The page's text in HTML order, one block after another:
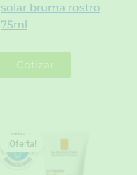
solar bruma rostro
75ml
Cotizar
¡Oferta!